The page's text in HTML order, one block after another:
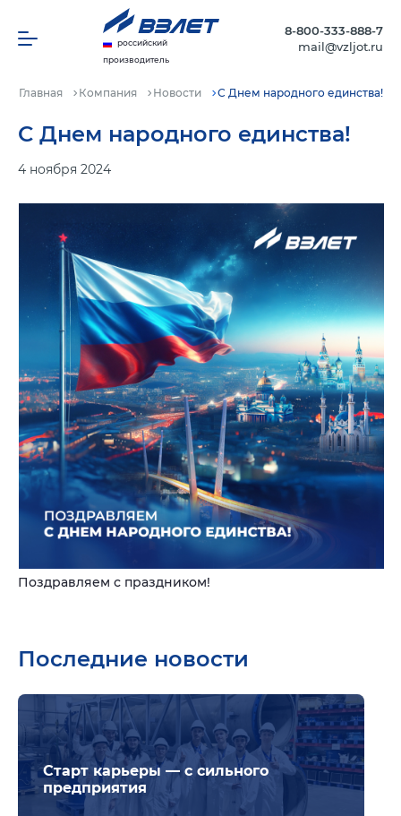
российский
производитель
8-800-333-888-7
mail@vzljot.ru
Главная Компания Новости С Днем народного единства!
С Днем народного единства!
4 ноября 2024
Поздравляем с праздником!
Последние новости
Старт карьеры — с сильного
предприятия